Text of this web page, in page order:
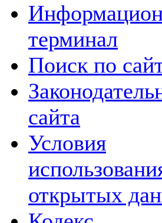
терминал
Поиск по
сайта
Условия
открытых